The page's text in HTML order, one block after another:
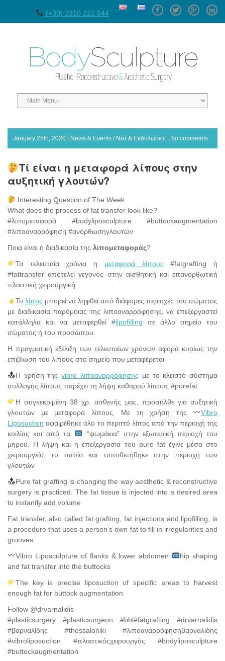
(+30) 2310 222 844
FacebookTwitterGPlus
January 25th, 2020 | News & Events / Νέα & Εκδηλώσεις | No comments
Τί είναι η μεταφορά λίπους στην
αυξητική γλουτών?
Interesting Question of The Week
What does the process of fat transfer look like?
#λιπομεταφορά #bodyliposculpture #buttockaugmentation
#λιποαναρρόφηση #ανόρθωσηγλουτών
Ποια είναι η διαδικασία της λιπομεταφοράς?
Τα τελευταία χρόνια η μεταφορά λίπους #fatgrafting ή
#fattransfer αποτελεί γεγονός στην αισθητική και επανορθωτική
πλαστική χειρουργική
Το λίπος μπορεί να ληφθεί από διάφορες περιοχές του σώματος
με διαδικασία παρόμοιας της λιποαναρρόφησης, να επεξεργαστεί
κατάλληλα και να μεταφερθεί #lipofilling σε άλλο σημείο του
σώματος ή του προσώπου.
Η πραγματική εξέλιξη των τελευταίων χρόνων αφορά κυρίως την
επιβίωση του λίπους στο σημείο που μεταφέρεται
Η χρήση τηςvibro λιποαναρρόφησης με το κλειστό σύστημα
συλλογής λίπους παρέχει τη λήψη καθαρού λίπους #purefat
Η συγκεκριμένη 38 χρ. ασθενής μας, προσήλθε για αυξητική
γλουτών με μεταφορά λίπους. Με τη χρήση της
Vibro
Liposuction αφαιρέθηκε όλο το περιττό λίπος από την περιοχή της
κοιλίας και από τα
“ψωμάκια” στην εξωτερική περιοχή του
μηρού. Η λήψη και η επεξεργασία του pure fat έγινε μέσα στο
χειρουργείο, το οποίο και τοποθετήθηκε στην περιοχή των
γλουτών
Pure fat grafting is changing the way aesthetic & reconstructive
surgery is practiced. The fat tissue is injected into a desired area
to instantly add volume
Fat transfer, also called fat grafting, fat injections and lipofilling, is
a procedure that uses a person’s own fat to fill in irregularities and
grooves
Vibro Liposculpture of flanks & lower abdomen
hip shaping
and fat transfer into the buttocks
The key is precise liposuction of specific areas to harvest
enough fat for buttock augmentation
Follow @drvarnalidis
#plasticsurgery #plasticsurgeon #bbl#fatgrafting #drvarnalidis
#βαρναλίδης #thessaloniki #λιποαναρρόφησηβαρναλίδης
#vibroliposuction #πλαστικόςχειρουργός #bodyliposculpture
#buttockaugmentation